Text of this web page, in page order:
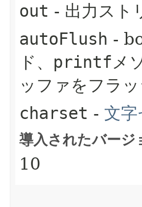
out - 出力スト
autoFlush -
ド、 printf メ
ッファをフラ
charset - 文字
導入されたバージ
10